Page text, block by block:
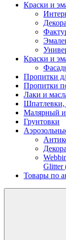
Краски и
Краски и
Пропитки
Пропитки
Лаки и
Шпатлевки,
Малярный
Грунтовки
Glitter
Товары по